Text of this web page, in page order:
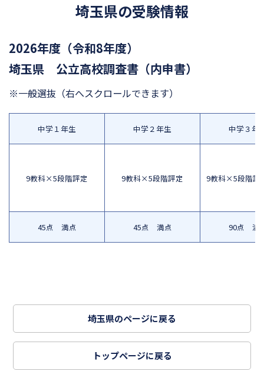
埼玉県の受験情報
2026年度（令和8年度）
埼玉県 公立高校調査書（内申書）
※一般選抜 （右へスクロールできます）
中学１年生
9教科×5段階評定
45点 満点
中学２年生
9教科×5段階評定
45点 満点
中学３年
9教科×5段階評
90点 満
埼玉県のページに戻る
トップページに戻る